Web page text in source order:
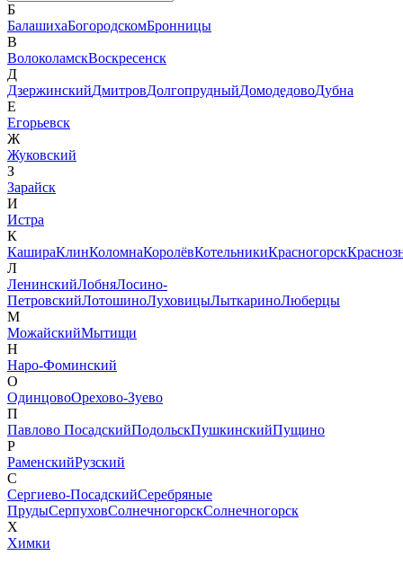
Б
БалашихаБогородскомБронницы
В
ВолоколамскВоскресенск
Д
ДзержинскийДмитровДолгопрудныйДомодедовоДубна
Е
Егорьевск
Ж
Жуковский
З
Зарайск
И
Истра
К
КашираКлинКоломнаКоролёвКотельникиКрасногорск
Л
ЛенинскийЛобняЛосино-
ПетровскийЛотошиноЛуховицыЛыткариноЛюберцы
М
МожайскийМытищи
Н
Наро-Фоминский
О
ОдинцовоОрехово-Зуево
П
Павлово ПосадскийПодольскПушкинскийПущино
Р
РаменскийРузский
С
Сергиево-ПосадскийСеребряные
ПрудыСерпуховСолнечногорскСолнечногорск
Х
Химки